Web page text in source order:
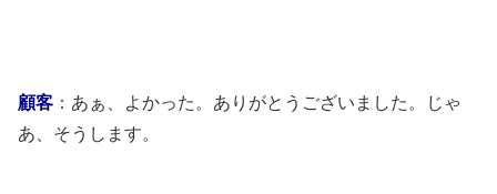
顧客 ：あぁ、よかった。ありがとうございました。じゃ
あ、そうします。